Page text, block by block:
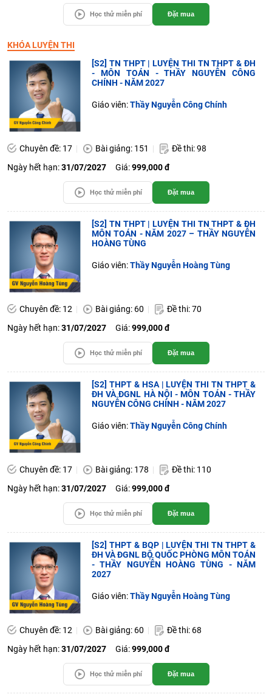
Học thử miễn phí Đặt mua
KHÓA LUYỆN THI
[S2] TN THPT | LUYỆN THI TN THPT & ĐH
- MÔN TOÁN - THẦY NGUYỄN CÔNG
CHÍNH - NĂM 2027
Giáo viên:Thầy Nguyễn Công Chính
Chuyên đề: 17 Bài giảng: 151
Đề thi: 98
Ngày hết hạn:31/07/2027 Giá:999,000 đ
Học thử miễn phí Đặt mua
[S2] TN THPT | LUYỆN THI TN THPT & ĐH
MÔN TOÁN - NĂM 2027 – THẦY NGUYỄN
HOÀNG TÙNG
Giáo viên:Thầy Nguyễn Hoàng Tùng
Chuyên đề: 12 Bài giảng: 60
Đề thi: 70
Ngày hết hạn:31/07/2027 Giá:999,000 đ
Học thử miễn phí Đặt mua
[S2] THPT & HSA | LUYỆN THI TN THPT &
ĐH VÀ ĐGNL HÀ NỘI - MÔN TOÁN - THẦY
NGUYỄN CÔNG CHÍNH - NĂM 2027
Giáo viên:Thầy Nguyễn Công Chính
Chuyên đề: 17 Bài giảng: 178
Đề thi: 110
Ngày hết hạn:31/07/2027 Giá:999,000 đ
Học thử miễn phí Đặt mua
[S2] THPT & BQP | LUYỆN THI TN THPT &
ĐH VÀ ĐGNL BỘ QUỐC PHÒNG MÔN TOÁN
- THẦY NGUYỄN HOÀNG TÙNG - NĂM
2027
Giáo viên:Thầy Nguyễn Hoàng Tùng
Chuyên đề: 12 Bài giảng: 60
Đề thi: 68
Ngày hết hạn:31/07/2027 Giá:999,000 đ
Học thử miễn phí Đặt mua